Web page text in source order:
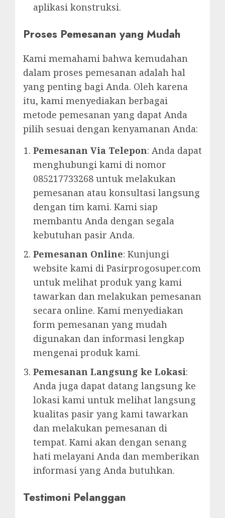
aplikasi konstruksi.
Proses Pemesanan yang Mudah
Kami memahami bahwa kemudahan
dalam proses pemesanan adalah hal
yang penting bagi Anda. Oleh karena
itu, kami menyediakan berbagai
metode pemesanan yang dapat Anda
pilih sesuai dengan kenyamanan Anda:
Pemesanan Via Telepon: Anda dapat
menghubungi kami di nomor
085217733268 untuk melakukan
pemesanan atau konsultasi langsung
dengan tim kami. Kami siap
membantu Anda dengan segala
kebutuhan pasir Anda.
Pemesanan Online: Kunjungi
website kami di Pasirprogosuper.com
untuk melihat produk yang kami
tawarkan dan melakukan pemesanan
secara online. Kami menyediakan
form pemesanan yang mudah
digunakan dan informasi lengkap
mengenai produk kami.
Pemesanan Langsung ke Lokasi:
Anda juga dapat datang langsung ke
lokasi kami untuk melihat langsung
kualitas pasir yang kami tawarkan
dan melakukan pemesanan di
tempat. Kami akan dengan senang
hati melayani Anda dan memberikan
informasi yang Anda butuhkan.
Testimoni Pelanggan